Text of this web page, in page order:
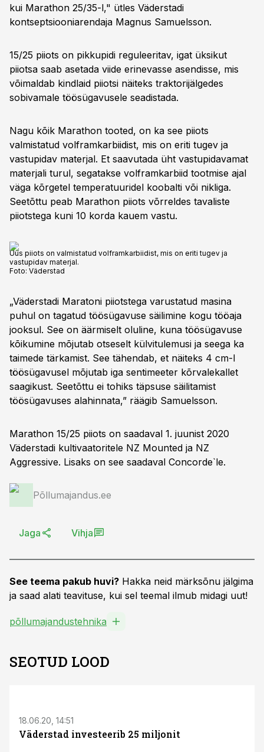
kui Marathon 25/35-l," ütles Väderstadi
kontseptsiooniarendaja Magnus Samuelsson.
15/25 piiots on pikkupidi reguleeritav, igat üksikut
piiotsa saab asetada viide erinevasse asendisse, mis
võimaldab kindlaid piiotsi näiteks traktorijälgedes
sobivamale töösügavusele seadistada.
Nagu kõik Marathon tooted, on ka see piiots
valmistatud volframkarbiidist, mis on eriti tugev ja
vastupidav materjal. Et saavutada üht vastupidavamat
materjali turul, segatakse volframkarbiid tootmise ajal
väga kõrgetel temperatuuridel koobalti või nikliga.
Seetõttu peab Marathon piiots võrreldes tavaliste
piiotstega kuni 10 korda kauem vastu.
Uus piiots on valmistatud volframkarbiidist, mis on eriti tugev ja
vastupidav materjal.
Foto: Väderstad
„Väderstadi Maratoni piiotstega varustatud masina
puhul on tagatud töösügavuse säilimine kogu tööaja
jooksul. See on äärmiselt oluline, kuna töösügavuse
kõikumine mõjutab otseselt külvitulemusi ja seega ka
taimede tärkamist. See tähendab, et näiteks 4 cm-l
töösügavusel mõjutab iga sentimeeter kõrvalekallet
saagikust. Seetõttu ei tohiks täpsuse säilitamist
töösügavuses alahinnata,” räägib Samuelsson.
Marathon 15/25 piiots on saadaval 1. juunist 2020
Väderstadi kultivaatoritele NZ Mounted ja NZ
Aggressive. Lisaks on see saadaval Concorde`le.
Põllumajandus.ee
Jaga Vihja
See teema pakub huvi? Hakka neid märksõnu jälgima
ja saad alati teavituse, kui sel teemal ilmub midagi uut!
põllumajandustehnika
SEOTUD LOOD
18.06.20, 14:51
Väderstad investeerib 25 miljonit